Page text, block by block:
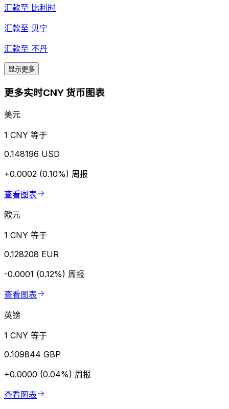
汇款至 比利时
汇款至 贝宁
汇款至 不丹
显示更多
更多实时CNY 货币图表
美元
1 CNY 等于
0.148196 USD
+0.0002 (0.10%) 周报
查看图表
欧元
1 CNY 等于
0.128208 EUR
-0.0001 (0.12%) 周报
查看图表
英镑
1 CNY 等于
0.109844 GBP
+0.0000 (0.04%) 周报
查看图表